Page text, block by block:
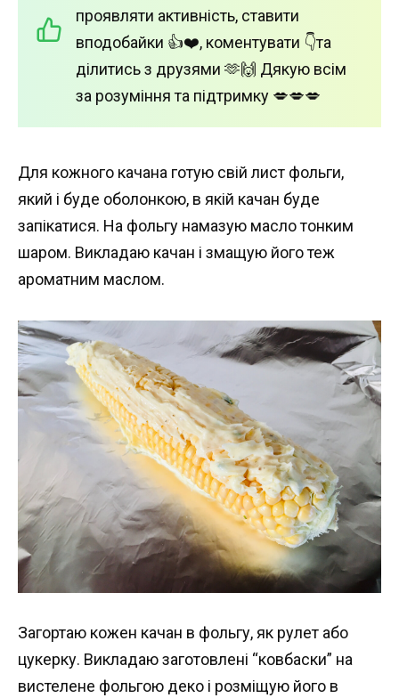
проявляти активність, ставити
вподобайки 👍❤️, коментувати 👇та
ділитись з друзями 🫶🙌 Дякую всім
за розуміння та підтримку 💋💋💋
Для кожного качана готую свій лист фольги,
який і буде оболонкою, в якій качан буде
запікатися. На фольгу намазую масло тонким
шаром. Викладаю качан і змащую його теж
ароматним маслом.
Загортаю кожен качан в фольгу, як рулет або
цукерку. Викладаю заготовлені “ковбаски” на
вистелене фольгою деко і розміщую його в